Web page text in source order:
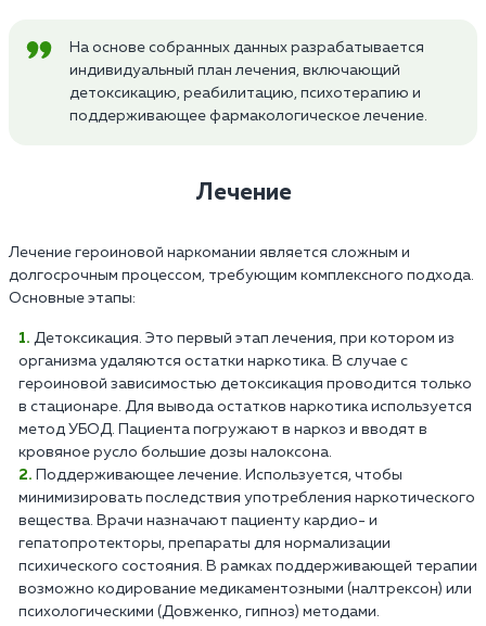
На основе собранных данных разрабатывается
индивидуальный план лечения, включающий
детоксикацию, реабилитацию, психотерапию и
поддерживающее фармакологическое лечение.
Лечение
Лечение героиновой наркомании является сложным и
долгосрочным процессом, требующим комплексного подхода.
Основные этапы:
Детоксикация. Это первый этап лечения, при котором из
организма удаляются остатки наркотика. В случае с
героиновой зависимостью детоксикация проводится только
в стационаре. Для вывода остатков наркотика используется
метод УБОД. Пациента погружают в наркоз и вводят в
кровяное русло большие дозы налоксона.
Поддерживающее лечение. Используется, чтобы
минимизировать последствия употребления наркотического
вещества. Врачи назначают пациенту кардио- и
гепатопротекторы, препараты для нормализации
психического состояния. В рамках поддерживающей терапии
возможно кодирование медикаментозными (налтрексон) или
психологическими (Довженко, гипноз) методами.